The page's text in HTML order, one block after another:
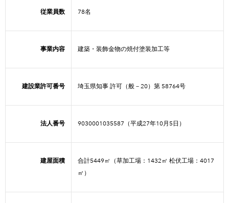
従業員数 78名
事業内容 建築・装飾金物の焼付塗装加工等
建設業許可番号 埼玉県知事 許可（般－20）第 58764号
法人番号 9030001035587（平成27年10月5日）
建屋面積
合計5449㎡（草加工場：1432㎡ 松伏工場：4017
㎡）